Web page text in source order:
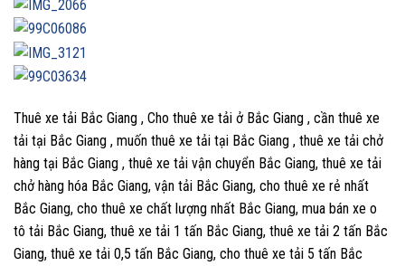
Thuê xe tải Bắc Giang , Cho thuê xe tải ở Bắc Giang , cần thuê xe
tải tại Bắc Giang , muốn thuê xe tải tại Bắc Giang , thuê xe tải chở
hàng tại Bắc Giang , thuê xe tải vận chuyển Bắc Giang, thuê xe tải
chở hàng hóa Bắc Giang, vận tải Bắc Giang, cho thuê xe rẻ nhất
Bắc Giang, cho thuê xe chất lượng nhất Bắc Giang, mua bán xe o
tô tải Bắc Giang, thuê xe tải 1 tấn Bắc Giang, thuê xe tải 2 tấn Bắc
Giang, thuê xe tải 0,5 tấn Bắc Giang, cho thuê xe tải 5 tấn Bắc